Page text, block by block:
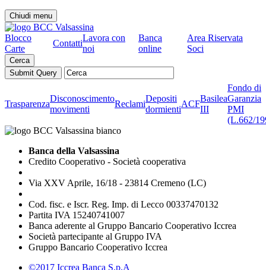
Chiudi menu
Blocco
Carte
Contatti
Lavora con
noi
Banca
online
Area Riservata
Soci
Cerca
Trasparenza
Disconoscimento
movimenti
Reclami
Depositi
dormienti
ACF
Basilea
III
Fondo di
Garanzia
PMI
(L.662/
Banca della Valsassina
Credito Cooperativo - Società cooperativa
Via XXV Aprile, 16/18 - 23814 Cremeno (LC)
Cod. fisc. e Iscr. Reg. Imp. di Lecco 00337470132
Partita IVA 15240741007
Banca aderente al Gruppo Bancario Cooperativo Iccrea
Società partecipante al Gruppo IVA
Gruppo Bancario Cooperativo Iccrea
©2017 Iccrea Banca S.p.A